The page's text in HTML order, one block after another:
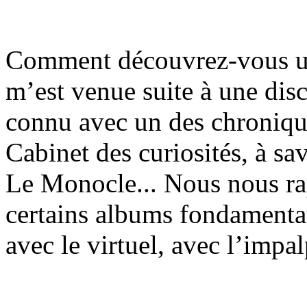
Comment découvrez-vous
m’est venue suite à une
connu avec un des
Cabinet des curiosités, à
Le Monocle... Nous nous
certains albums
avec le virtuel, avec